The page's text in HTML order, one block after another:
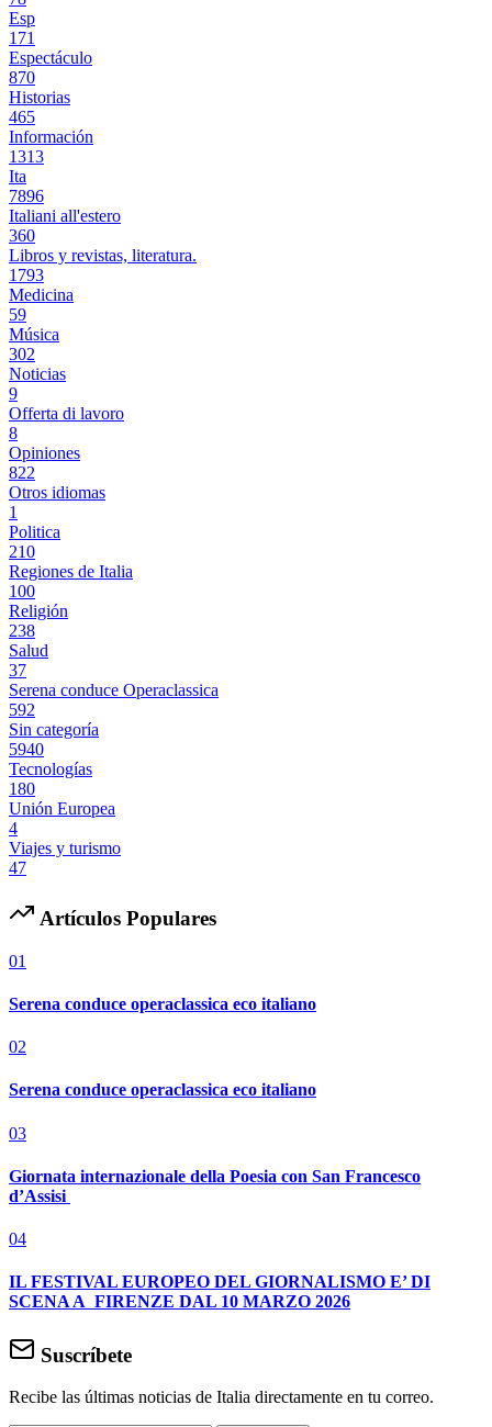
Esp
171
Espectáculo
870
Historias
465
Información
1313
Ita
7896
Italiani all'estero
360
Libros y revistas, literatura.
1793
Medicina
59
Música
302
Noticias
9
Offerta di lavoro
8
Opiniones
822
Otros idiomas
1
Politica
210
Regiones de Italia
100
Religión
238
Salud
37
Serena conduce Operaclassica
592
Sin categoría
5940
Tecnologías
180
Unión Europea
4
Viajes y turismo
47
Artículos Populares
01
Serena conduce operaclassica eco italiano
02
Serena conduce operaclassica eco italiano
03
Giornata internazionale della Poesia con San Francesco
d’Assisi
04
IL FESTIVAL EUROPEO DEL GIORNALISMO E’ DI
SCENA A FIRENZE DAL 10 MARZO 2026
Suscríbete
Recibe las últimas noticias de Italia directamente en tu correo.